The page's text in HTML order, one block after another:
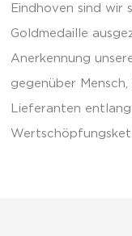
Eindhoven sind wir
Goldmedaille
Anerkennung
gegenüber
Lieferanten